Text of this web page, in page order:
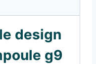
design
g9